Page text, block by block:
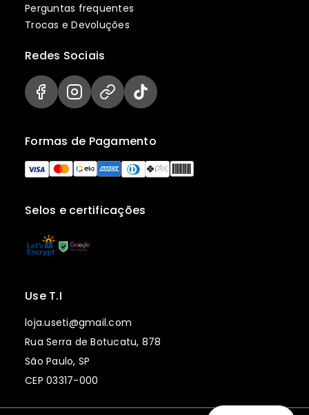
Perguntas frequentes
Trocas e Devoluções
Selos e certificações
Formas de Pagamento
Redes Sociais
Use T.I
loja.useti@gmail.com
Rua Serra de Botucatu, 878
São Paulo, SP
CEP 03317-000